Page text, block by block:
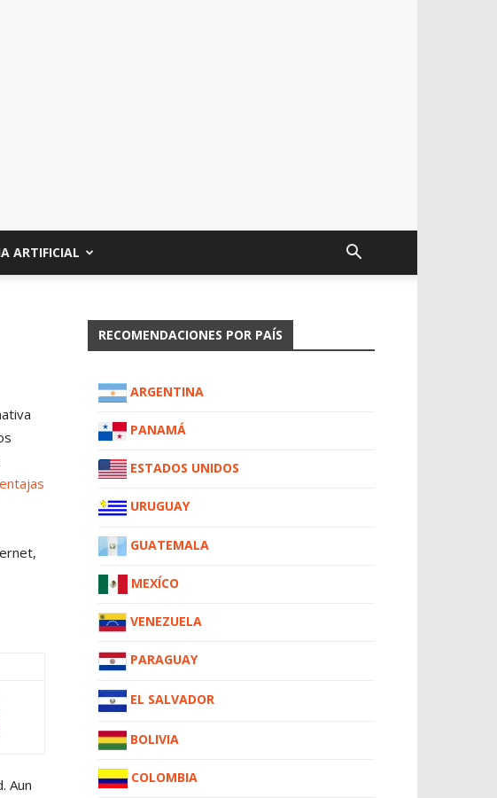
ARTIFICIAL
Aun
RECOMENDACIONES POR PAÍS
ARGENTINA
PANAMÁ
ESTADOS UNIDOS
URUGUAY
GUATEMALA
MEXÍCO
VENEZUELA
PARAGUAY
EL SALVADOR
BOLIVIA
COLOMBIA